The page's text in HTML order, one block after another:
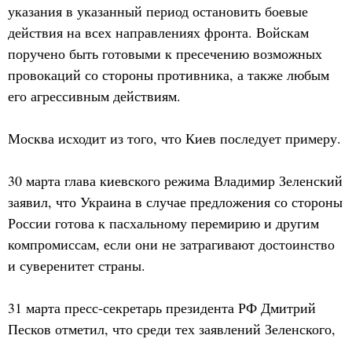
указания в указанный период остановить боевые
действия на всех направлениях фронта. Войскам
поручено быть готовыми к пресечению возможных
провокаций со стороны противника, а также любым
его агрессивным действиям.
Москва исходит из того, что Киев последует примеру.
30 марта глава киевского режима Владимир Зеленский
заявил, что Украина в случае предложения со стороны
России готова к пасхальному перемирию и другим
компромиссам, если они не затрагивают достоинство
и суверенитет страны.
31 марта пресс-секретарь президента РФ Дмитрий
Песков отметил, что среди тех заявлений Зеленского,